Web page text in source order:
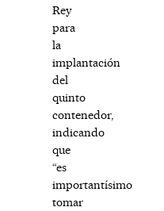
Rey
para
la
implantación
del
quinto
contenedor,
indicando
que
“es
importantísimo
tomar